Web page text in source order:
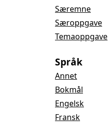
Særemne
Særoppgave
Temaoppgave
Språk
Annet
Bokmål
Engelsk
Fransk